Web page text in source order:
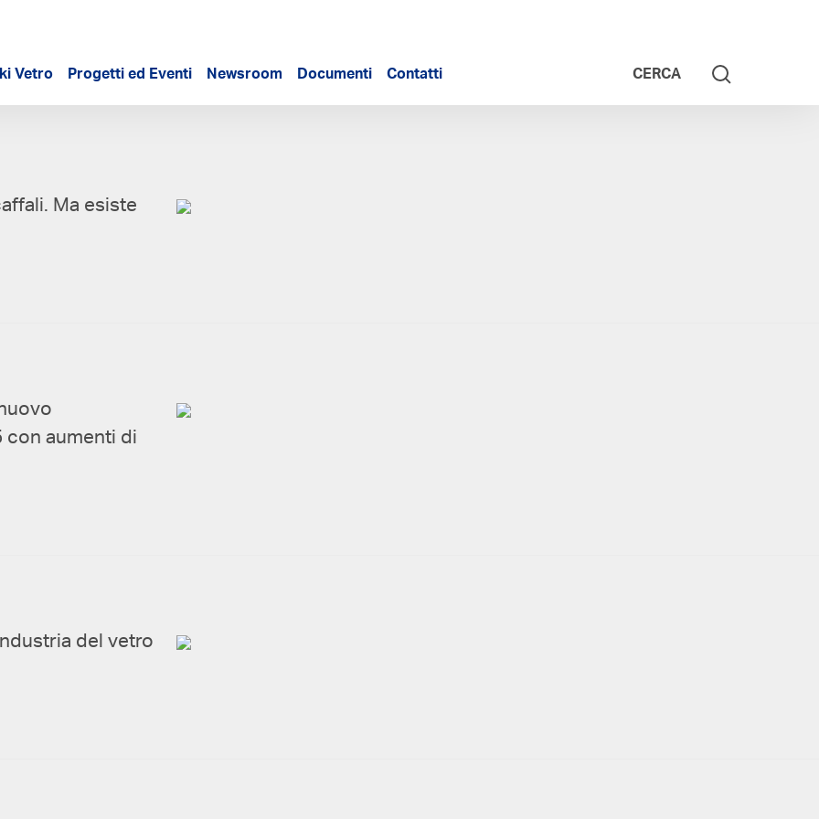
Vetro Progetti ed Eventi Newsroom Documenti Contatti CERCA
Ma esiste
con aumenti di
del vetro